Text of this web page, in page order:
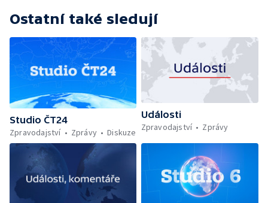
Ostatní také sledují
Studio ČT24
Zpravodajství
Zprávy Diskuze
Události
Zpravodajství
Zprávy